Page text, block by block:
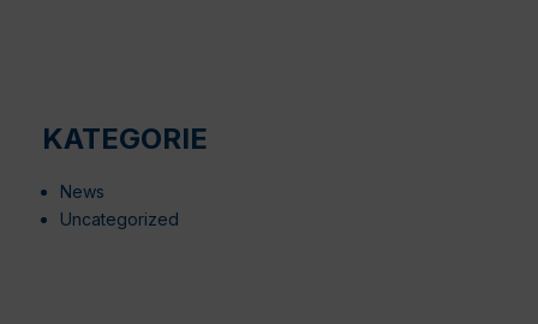
KATEGORIE
News
Uncategorized